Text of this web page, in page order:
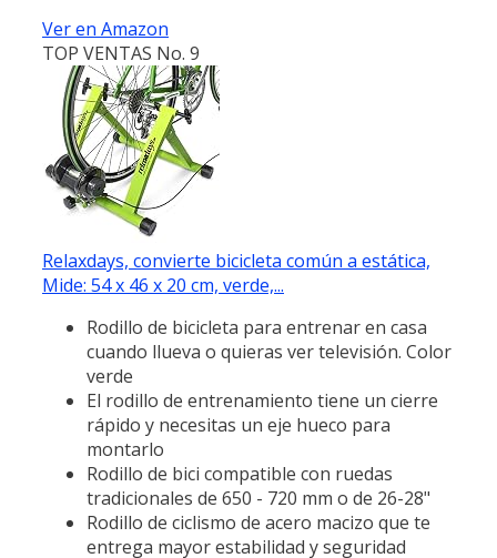
Ver en Amazon
TOP VENTAS No. 9
Relaxdays, convierte bicicleta común a estática,
Mide: 54 x 46 x 20 cm, verde,...
Rodillo de bicicleta para entrenar en casa
cuando llueva o quieras ver televisión. Color
verde
El rodillo de entrenamiento tiene un cierre
rápido y necesitas un eje hueco para
montarlo
Rodillo de bici compatible con ruedas
tradicionales de 650 - 720 mm o de 26-28"
Rodillo de ciclismo de acero macizo que te
entrega mayor estabilidad y seguridad